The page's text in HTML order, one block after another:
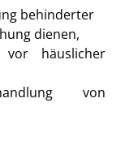
behinderter
dienen,
vor häuslicher
von